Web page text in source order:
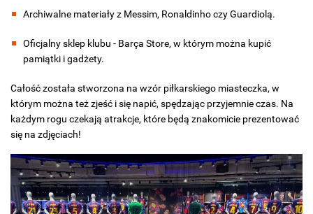
Archiwalne materiały z Messim, Ronaldinho czy Guardiolą.
Oficjalny sklep klubu - Barça Store, w którym można kupić
pamiątki i gadżety.
Całość została stworzona na wzór piłkarskiego miasteczka, w
którym można też zjeść i się napić, spędzając przyjemnie czas. Na
każdym rogu czekają atrakcje, które będą znakomicie prezentować
się na zdjęciach!